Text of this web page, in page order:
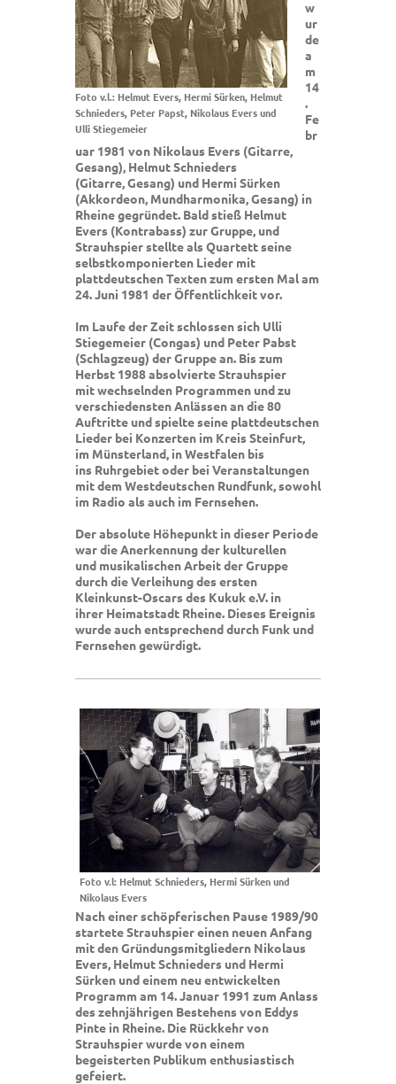
Foto v.l.: Helmut Evers, Hermi Sürken, Helmut
Schnieders, Peter Papst, Nikolaus Evers und
Ulli Stiegemeier
w
ur
de
a
m
14
.
Fe
br
uar 1981 von Nikolaus Evers (Gitarre,
Gesang), Helmut Schnieders
(Gitarre, Gesang) und Hermi Sürken
(Akkordeon, Mundharmonika, Gesang) in
Rheine gegründet. Bald stieß Helmut
Evers (Kontrabass) zur Gruppe, und
Strauhspier stellte als Quartett seine
selbstkomponierten Lieder mit
plattdeutschen Texten zum ersten Mal am
24. Juni 1981 der Öffentlichkeit vor.
Im Laufe der Zeit schlossen sich Ulli
Stiegemeier (Congas) und Peter Pabst
(Schlagzeug) der Gruppe an. Bis zum
Herbst 1988 absolvierte Strauhspier
mit wechselnden Programmen und zu
verschiedensten Anlässen an die 80
Auftritte und spielte seine plattdeutschen
Lieder bei Konzerten im Kreis Steinfurt,
im Münsterland, in Westfalen bis
ins Ruhrgebiet oder bei Veranstaltungen
mit dem Westdeutschen Rundfunk, sowohl
im Radio als auch im Fernsehen.
Der absolute Höhepunkt in dieser Periode
war die Anerkennung der kulturellen
und musikalischen Arbeit der Gruppe
durch die Verleihung des ersten
Kleinkunst-Oscars des Kukuk e.V. in
ihrer Heimatstadt Rheine. Dieses Ereignis
wurde auch entsprechend durch Funk und
Fernsehen gewürdigt.
Foto v.l: Helmut Schnieders, Hermi Sürken und
Nikolaus Evers
Nach einer schöpferischen Pause 1989/90
startete Strauhspier einen neuen Anfang
mit den Gründungsmitgliedern Nikolaus
Evers, Helmut Schnieders und Hermi
Sürken und einem neu entwickelten
Programm am 14. Januar 1991 zum Anlass
des zehnjährigen Bestehens von Eddys
Pinte in Rheine. Die Rückkehr von
Strauhspier wurde von einem
begeisterten Publikum enthusiastisch
gefeiert.